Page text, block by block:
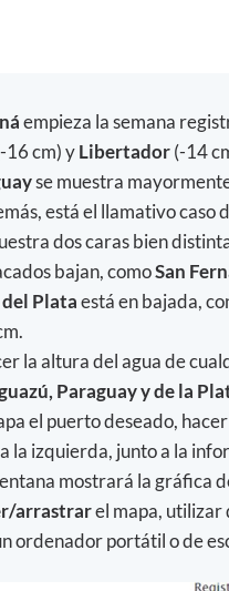
empieza la semana
16 cm) yLibertador(-14
se muestra
está el llamativo caso
dos caras bien
bajan, comoSan
Plataestá en bajada,
la altura del agua de
Paraguay y de la
el puerto deseado,
la izquierda, junto a la
mostrará la gráfica
arrastrarel mapa, utilizar
ordenador portátil o de